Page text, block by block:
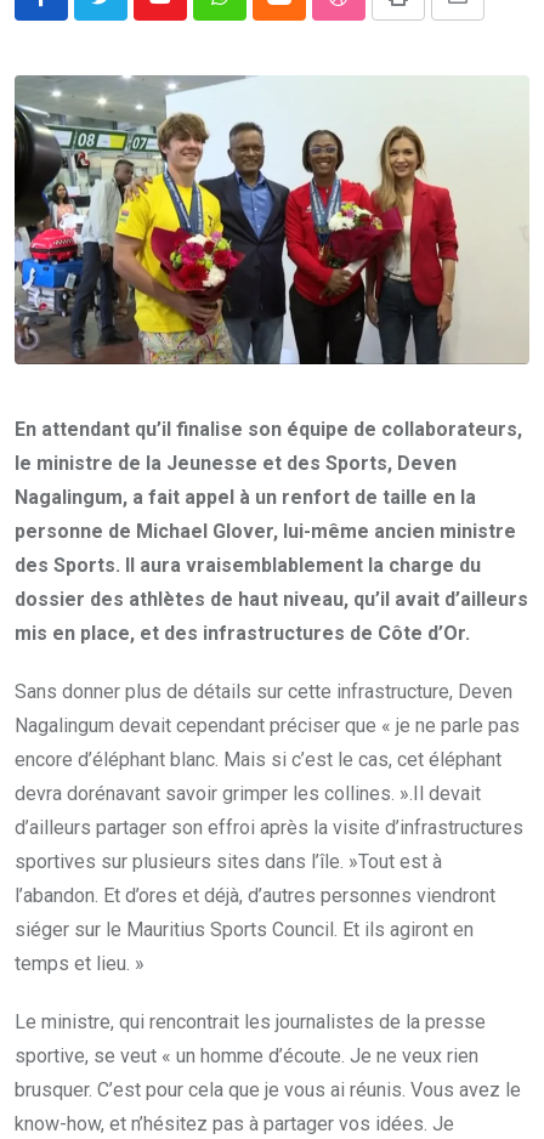
YoutubeWhatsappCloud StumbleUpon
Print
Share
Email
En attendant qu’il finalise son équipe de collaborateurs,
le ministre de la Jeunesse et des Sports, Deven
Nagalingum, a fait appel à un renfort de taille en la
personne de Michael Glover, lui-même ancien ministre
des Sports. Il aura vraisemblablement la charge du
dossier des athlètes de haut niveau, qu’il avait d’ailleurs
mis en place, et des infrastructures de Côte d’Or.
Sans donner plus de détails sur cette infrastructure, Deven
Nagalingum devait cependant préciser que « je ne parle pas
encore d’éléphant blanc. Mais si c’est le cas, cet éléphant
devra dorénavant savoir grimper les collines. ».Il devait
d’ailleurs partager son effroi après la visite d’infrastructures
sportives sur plusieurs sites dans l’île. »Tout est à
l’abandon. Et d’ores et déjà, d’autres personnes viendront
siéger sur le Mauritius Sports Council. Et ils agiront en
temps et lieu. »
Le ministre, qui rencontrait les journalistes de la presse
sportive, se veut « un homme d’écoute. Je ne veux rien
brusquer. C’est pour cela que je vous ai réunis. Vous avez le
know-how, et n’hésitez pas à partager vos idées. Je